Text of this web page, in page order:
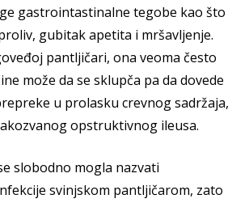
gastrointastinalne tegobe kao što
gubitak apetita i mršavljenje.
pantljičari, ona veoma često
može da se sklupča pa da dovede
u prolasku crevnog sadržaja,
opstruktivnog ileusa.
slobodno mogla nazvati
svinjskom pantljičarom, zato